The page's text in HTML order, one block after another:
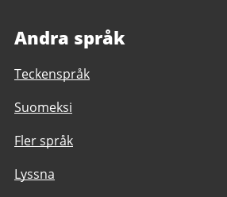
Andra språk
Teckenspråk
Suomeksi
Fler språk
Lyssna